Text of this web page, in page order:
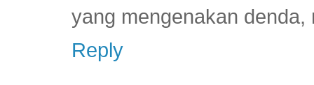
yang mengenakan
Reply